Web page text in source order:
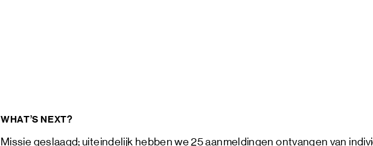
WHAT’S NEXT?
Missie geslaagd; uiteindelijk hebben we 25 aanmeldingen ontvangen van